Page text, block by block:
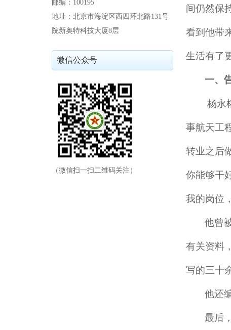
邮编：100195
地址：北京市海淀区西四环北路131号
院新奥特科技大厦8层
微信公众号
（微信扫一扫二维码关注）
间仍然保
看到他带
生活有了
一、
杨永
事航天工
转业之后
你能够干
我的岗位
他曾
有关资料
写的三十
他还
最后